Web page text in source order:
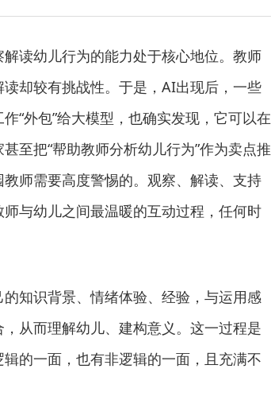
读幼儿行为的能力处于核心地位。教师
却较有挑战性。于是，AI出现后，一些
“外包”给大模型，也确实发现，它可以在
至把“帮助教师分析幼儿行为”作为卖点推
师需要高度警惕的。观察、解读、支持
与幼儿之间最温暖的互动过程，任何时
知识背景、情绪体验、经验，与运用感
从而理解幼儿、建构意义。这一过程是
的一面，也有非逻辑的一面，且充满不